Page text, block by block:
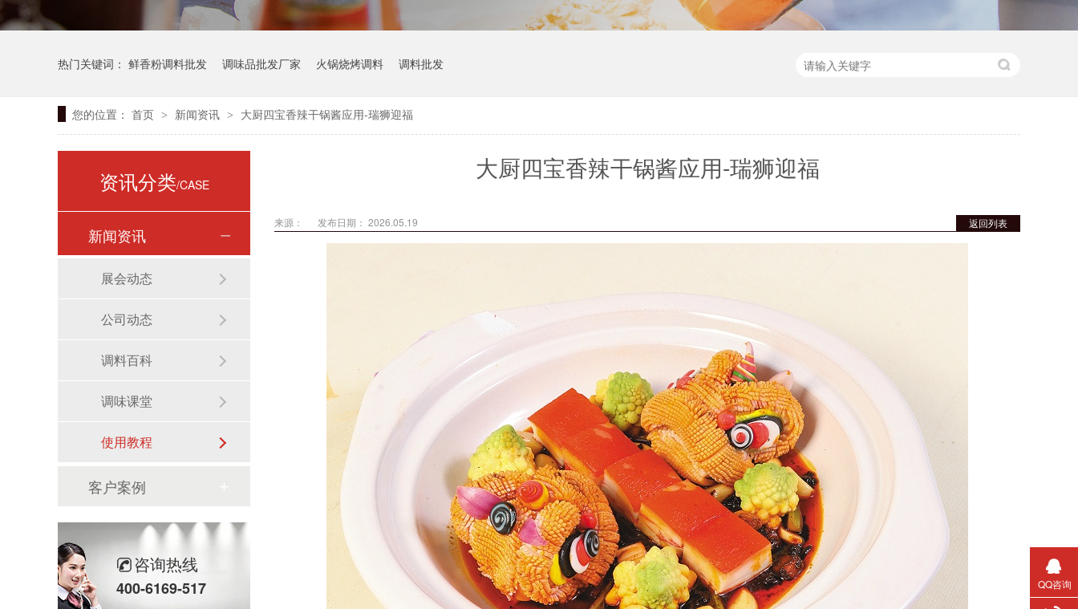
热门关键词： 鲜香粉调料批发 调味品批发厂家 火锅烧烤调料 调料批发
您的位置： 首页 > 新闻资讯 > 大厨四宝香辣干锅酱应用-瑞狮迎福
大厨四宝香辣干锅酱应用-瑞狮迎福
返回列表
来源： 发布日期： 2026.05.19
资讯分类/CASE
新闻资讯
展会动态
公司动态
调料百科
调味课堂
使用教程
客户案例
咨询热线
400-6169-517 QQ咨询